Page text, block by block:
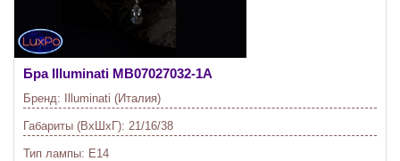
Бра Illuminati MB07027032-1A
Бренд: Illuminati (Италия)
Габариты (ВхШхГ): 21/16/38
Тип лампы: E14